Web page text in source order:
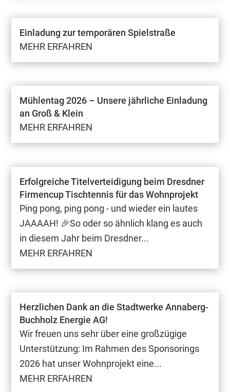
Einladung zur temporären Spielstraße
MEHR ERFAHREN
Mühlentag 2026 – Unsere jährliche Einladung
an Groß & Klein
MEHR ERFAHREN
Erfolgreiche Titelverteidigung beim Dresdner
Firmencup Tischtennis für das Wohnprojekt
Ping pong, ping pong - und wieder ein lautes
JAAAAH! 🎉So oder so ähnlich klang es auch
in diesem Jahr beim Dresdner...
MEHR ERFAHREN
Herzlichen Dank an die Stadtwerke Annaberg-
Buchholz Energie AG!
Wir freuen uns sehr über eine großzügige
Unterstützung: Im Rahmen des Sponsorings
2026 hat unser Wohnprojekt eine...
MEHR ERFAHREN